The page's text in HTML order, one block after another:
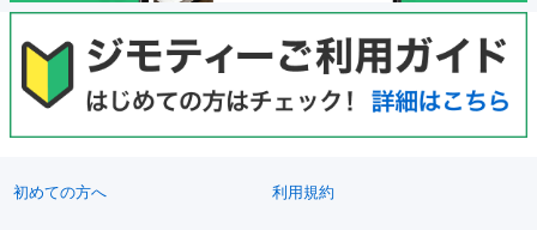
初めての方へ 利用規約